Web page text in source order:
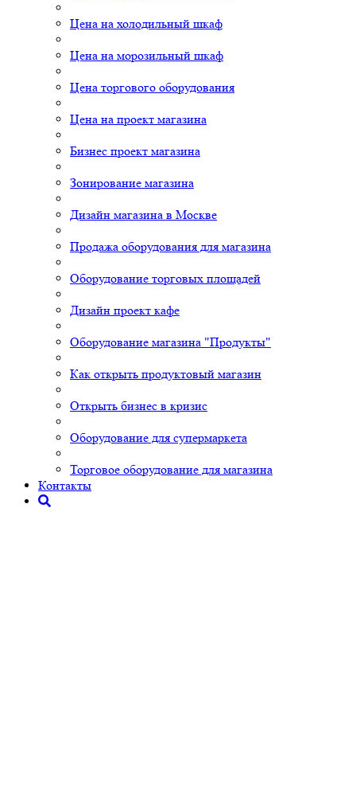
Цена на холодильный шкаф
Цена на морозильный шкаф
Цена торгового оборудования
Цена на проект магазина
Бизнес проект магазина
Зонирование магазина
Дизайн магазина в Москве
Продажа оборудования для магазина
Оборудование торговых площадей
Дизайн проект кафе
Оборудование магазина "Продукты"
Как открыть продуктовый магазин
Открыть бизнес в кризис
Оборудование для супермаркета
Торговое оборудование для магазина
Контакты